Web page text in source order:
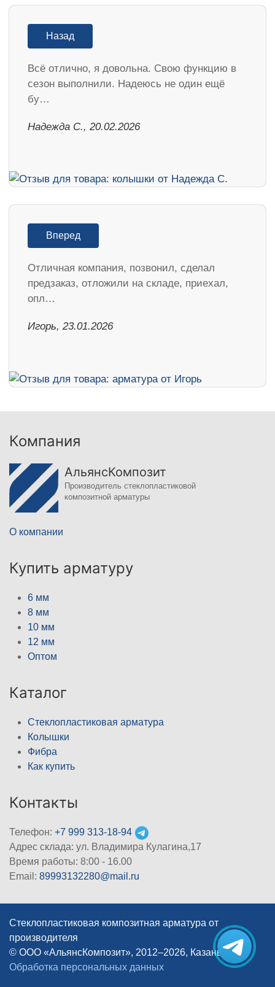
Назад
Всё отлично, я довольна. Свою функцию в
сезон выполнили. Надеюсь не один ещё
бу…
Надежда С., 20.02.2026
Вперед
Отличная компания, позвонил, сделал
предзаказ, отложили на складе, приехал,
опл…
Игорь, 23.01.2026
Компания
АльянсКомпозит
Производитель стеклопластиковой
композитной арматуры
О компании
Купить арматуру
6 мм
8 мм
10 мм
12 мм
Оптом
Каталог
Стеклопластиковая арматура
Колышки
Фибра
Как купить
Контакты
Телефон: +7 999 313-18-94
Адрес склада: ул. Владимира Кулагина,17
Время работы: 8:00 - 16.00
Email: 89993132280@mail.ru
Стеклопластиковая композитная арматура от
производителя
© ООО «АльянсКомпозит», 2012–2026, Казань
|
Обработка персональных данных